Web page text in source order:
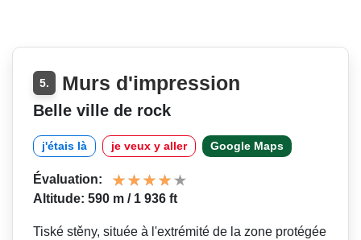
5. Murs d'impression
Belle ville de rock
j'étais là je veux y aller Google Maps
Évaluation:
Altitude: 590 m / 1 936 ft
Tiské stěny, située à l'extrémité de la zone protégée